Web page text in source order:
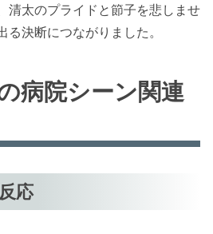
清太のプライドと節子を悲しませ
決断につながりました。
病院シーン関連
応